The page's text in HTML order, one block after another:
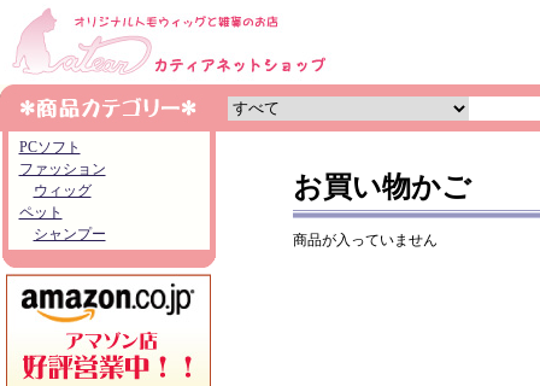
PCソフト
ファッション
ウィッグ
ペット
シャンプー
お買い物かご
商品が入っていません